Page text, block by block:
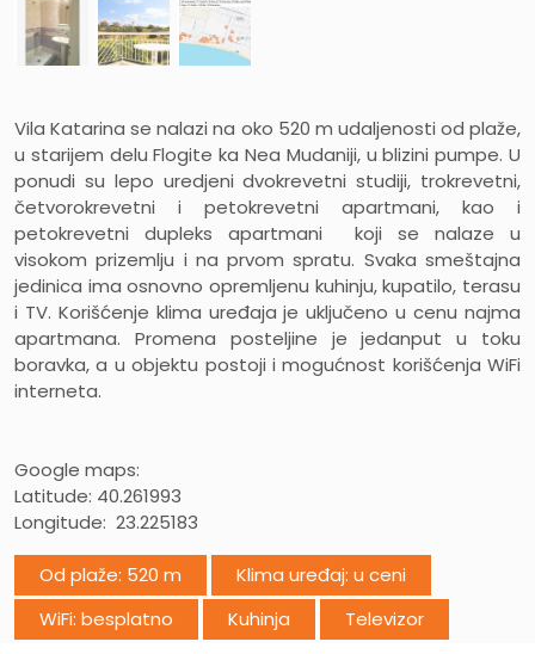
Vila Katarina se nalazi na oko 520 m udaljenosti od plaže,
u starijem delu Flogite ka Nea Mudaniji, u blizini pumpe. U
ponudi su lepo uredjeni dvokrevetni studiji, trokrevetni,
četvorokrevetni i petokrevetni apartmani, kao i
petokrevetni dupleks apartmani koji se nalaze u
visokom prizemlju i na prvom spratu. Svaka smeštajna
jedinica ima osnovno opremljenu kuhinju, kupatilo, terasu
i TV. Korišćenje klima uređaja je uključeno u cenu najma
apartmana. Promena posteljine je jedanput u toku
boravka, a u objektu postoji i mogućnost korišćenja WiFi
interneta.
Google maps:
Latitude: 40.261993
Longitude: 23.225183
Od plaže: 520 m
Klima uređaj: u ceni
WiFi: besplatno
Kuhinja Televizor